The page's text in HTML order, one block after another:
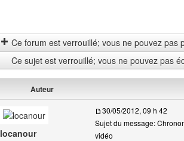
Ce forum est verrouillé; vous ne pouvez pas
Ce sujet est verrouillé; vous ne pouvez pas
Auteur
locanour
30/05/2012, 09 h 42
Sujet du message:
vidéo